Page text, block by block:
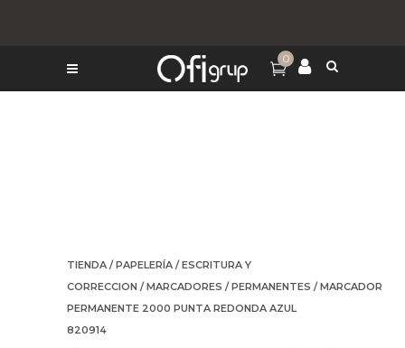
0
TIENDA /PAPELERÍA /ESCRITURA Y
CORRECCION /MARCADORES /PERMANENTES / MARCADOR
PERMANENTE 2000 PUNTA REDONDA AZUL
820914